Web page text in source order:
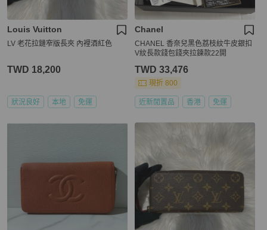
Louis Vuitton
LV 老花拉鏈窄版長夾 內裡酒紅色
TWD 18,200
狀況良好 本地 免運
Chanel
CHANEL 香奈兒黑色荔枝紋牛皮銀扣
V紋長款錢包錢夾拉鍊款22開
TWD 33,476
現折 800
近新閒置品 香港 免運